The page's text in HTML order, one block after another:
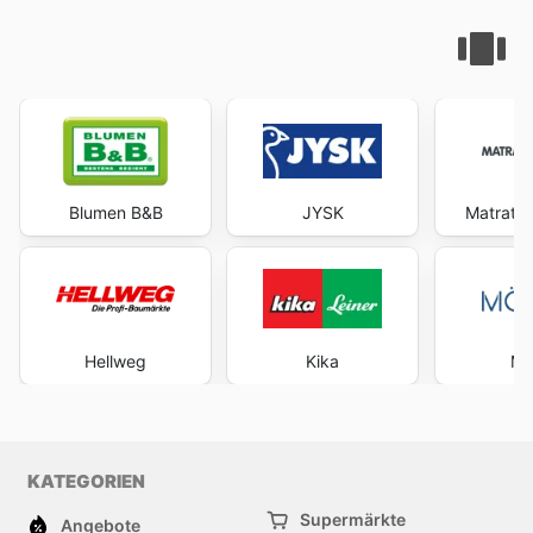
Blumen B&B
Hellweg
JYSK
Kika
KATEGORIEN
Angebote Supermärkte